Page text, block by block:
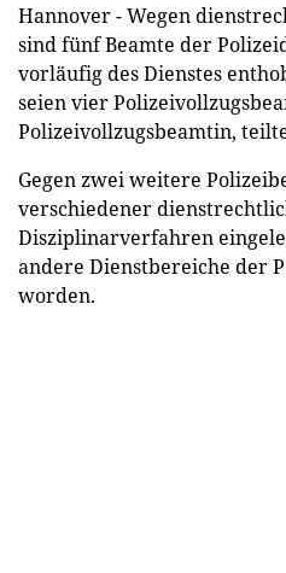
Hannover - Wegen
sind fünf Beamte der
vorläufig des Dienstes
seien vier
Polizeivollzugsbeamtin,
Gegen zwei weitere
verschiedener
Disziplinarverfahren
andere Dienstbereiche der
worden.